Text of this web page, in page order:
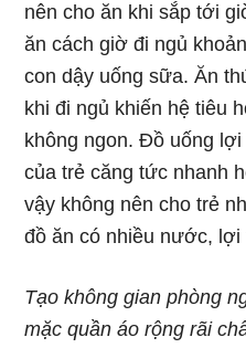
nên cho ăn khi sắp tới
ăn cách giờ đi ngủ
con dậy uống sữa. Ăn
khi đi ngủ khiến hệ tiêu
không ngon. Đồ uống
của trẻ căng tức nhanh
vậy không nên cho trẻ
đồ ăn có nhiều nước,
Tạo không gian phòng
mặc quần áo rộng rãi